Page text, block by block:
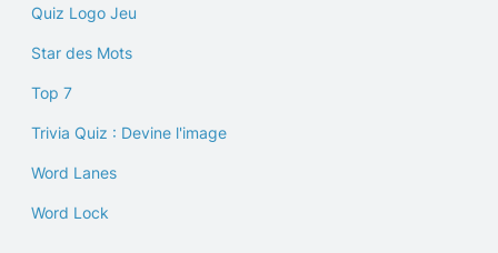
Quiz Logo Jeu
Star des Mots
Top 7
Trivia Quiz : Devine l'image
Word Lanes
Word Lock